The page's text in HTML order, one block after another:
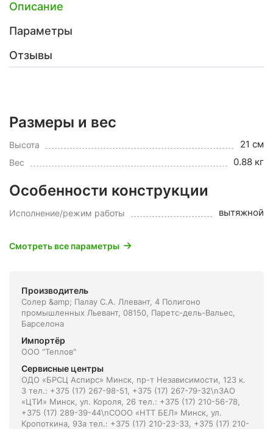
Описание
Параметры
Отзывы
Размеры и вес
Высота 21 см
Вес 0.88 кг
Особенности конструкции
Исполнение/режим работы вытяжной
Смотреть все параметры
Производитель
Солер &amp; Палау С.А. Ллевант, 4 Полигоно
промышленных Льевант, 08150, Паретс-дель-Вальес,
Барселона
Импортёр
ООО "Теплов"
Сервисные центры
ОДО «БРСЦ Аспирс» Минск, пр-т Независимости, 123 к.
3 тел.: +375 (17) 267-98-51, +375 (17) 267-79-32\nЗАО
«ЦТИ» Минск, ул. Короля, 26 тел.: +375 (17) 210-56-78,
+375 (17) 289-39-44\nСООО «НТТ БЕЛ» Минск, ул.
Кропоткина, 93а тел.: +375 (17) 210-23-33, +375 (17) 210-